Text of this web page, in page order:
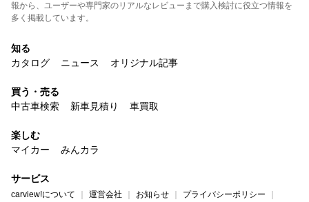
報から、ユーザーや専門家のリアルなレビューまで購入検討に役立つ情報を
多く掲載しています。
知る
カタログ
ニュース オリジナル記事
買う・売る
中古車検索
新車見積り 車買取
楽しむ
マイカー
みんカラ
サービス
carview!について 運営会社 お知らせ プライバシーポリシー